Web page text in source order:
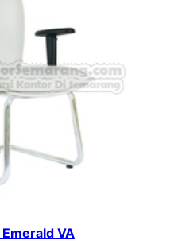
VA